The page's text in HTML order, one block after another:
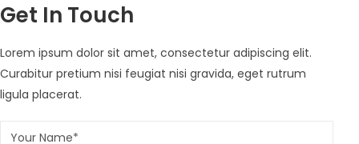
Get In Touch
Lorem ipsum dolor sit amet, consectetur adipiscing elit.
Curabitur pretium nisi feugiat nisi gravida, eget rutrum
ligula placerat.